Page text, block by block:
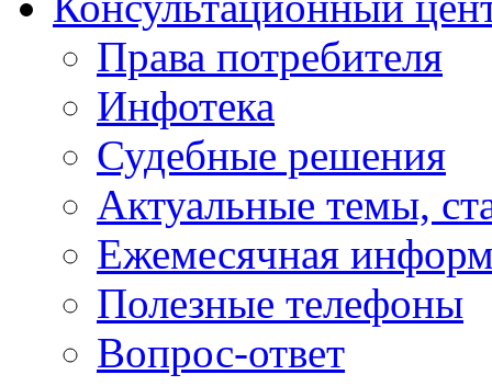
Права потребителя
Инфотека
Судебные решения
Актуальные темы,
Ежемесячная
Полезные телефоны
Вопрос-ответ